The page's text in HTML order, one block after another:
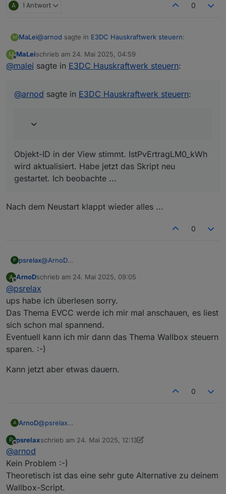
A 1 Antwort 0
M MaLei@arnod sagte in E3DC Hauskraftwerk steuern:
@malei
JSON Chart klickst sollte dort die Objekt ID
Diagramm noch aktualisiert werden, dann müssen
die Einstellungen auch stimmen.
Hast du das Skript einmal neu gestartet?
0_userdata.0.Charge_Control.Allgemein.Is
tPvErtragLM0_kWh
aktualisiert. Habe jetzt das Skript neu gestartet. Ich
beobachte ...
M
Offline
MaLeischrieb am 24. Mai 2025, 04:59
zuletzt editiert von
@malei sagte in E3DC Hauskraftwerk steuern:
@arnod sagte in E3DC Hauskraftwerk steuern:
Objekt-ID in der View stimmt. IstPvErtragLM0_kWh
wird aktualisiert. Habe jetzt das Skript neu
gestartet. Ich beobachte ...
Nach dem Neustart klappt wieder alles ...
0
P psrelax@ArnoD
17. Mai 2025, 23:32 gesehen hast :-)
A
Offline
ArnoDschrieb am 24. Mai 2025, 09:05
zuletzt editiert von
@psrelax
ups habe ich überlesen sorry.
Das Thema EVCC werde ich mir mal anschauen, es liest
sich schon mal spannend.
Eventuell kann ich mir dann das Thema Wallbox steuern
sparen. :-)
Kann jetzt aber etwas dauern.
0
A ArnoD@psrelax
Das Thema EVCC werde ich mir mal anschauen, es liest
Eventuell kann ich mir dann das Thema Wallbox steuern
sparen. :-)
Kann jetzt aber etwas dauern.
P
Offline
psrelaxschrieb am 24. Mai 2025, 12:13
zuletzt editiert von psrelax
@arnod
Kein Problem :-)
Theoretisch ist das eine sehr gute Alternative zu deinem
Wallbox-Script.